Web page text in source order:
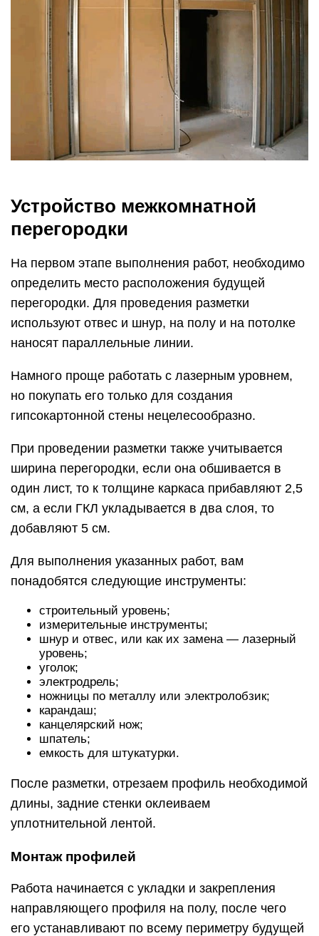
Устройство межкомнатной
перегородки
На первом этапе выполнения работ, необходимо
определить место расположения будущей
перегородки. Для проведения разметки
используют отвес и шнур, на полу и на потолке
наносят параллельные линии.
Намного проще работать с лазерным уровнем,
но покупать его только для создания
гипсокартонной стены нецелесообразно.
При проведении разметки также учитывается
ширина перегородки, если она обшивается в
один лист, то к толщине каркаса прибавляют 2,5
см, а если ГКЛ укладывается в два слоя, то
добавляют 5 см.
Для выполнения указанных работ, вам
понадобятся следующие инструменты:
строительный уровень;
измерительные инструменты;
шнур и отвес, или как их замена — лазерный
уровень;
уголок;
электродрель;
ножницы по металлу или электролобзик;
карандаш;
канцелярский нож;
шпатель;
емкость для штукатурки.
После разметки, отрезаем профиль необходимой
длины, задние стенки оклеиваем
уплотнительной лентой.
Монтаж профилей
Работа начинается с укладки и закрепления
направляющего профиля на полу, после чего
его устанавливают по всему периметру будущей